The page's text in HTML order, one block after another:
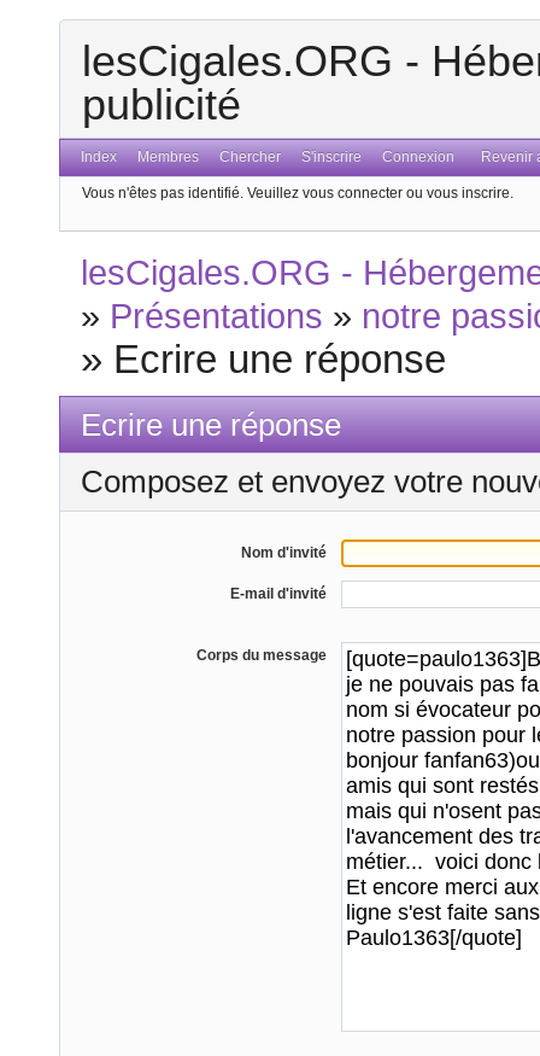
lesCigales.ORG -
publicité
Index Membres Chercher S'inscrire Connexion Revenir
Vous n'êtes pas identifié. Veuillez vous connecter ou vous inscrire.
lesCigales.ORG -
» Présentations » notre
» Ecrire une réponse
Ecrire une réponse
Composez et envoyez votre
Nom d'invité
E-mail d'invité
Corps du message